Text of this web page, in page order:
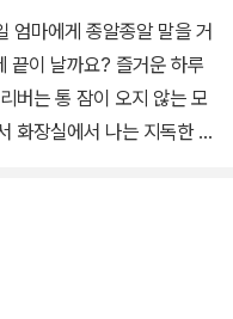
엄마에게 종알종알 말을 거
요? 즐거운 하루
버는 통 잠이 오지 않는 모
화장실에서 나는 지독한 냄
대화만큼이나 단단해진 관
요. 물론, 엄마는 조금 피곤